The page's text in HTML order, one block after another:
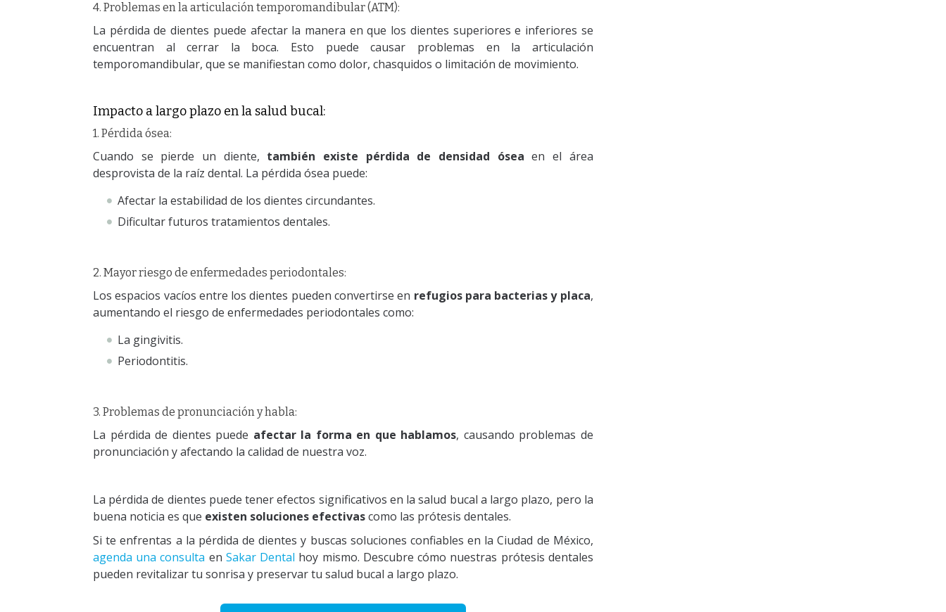
4. Problemas en la articulación temporomandibular (ATM):
La pérdida de dientes puede afectar la manera en que los dientes superiores e inferiores se
encuentran al cerrar la boca. Esto puede causar problemas en la articulación
temporomandibular, que se manifiestan como dolor, chasquidos o limitación de movimiento.
Impacto a largo plazo en la salud bucal:
1. Pérdida ósea:
Cuando se pierde un diente, también existe pérdida de densidad ósea en el área
desprovista de la raíz dental. La pérdida ósea puede:
Afectar la estabilidad de los dientes circundantes.
Dificultar futuros tratamientos dentales.
2. Mayor riesgo de enfermedades periodontales:
Los espacios vacíos entre los dientes pueden convertirse en refugios para bacterias y placa,
aumentando el riesgo de enfermedades periodontales como:
La gingivitis.
Periodontitis.
3. Problemas de pronunciación y habla:
La pérdida de dientes puede afectar la forma en que hablamos, causando problemas de
pronunciación y afectando la calidad de nuestra voz.
La pérdida de dientes puede tener efectos significativos en la salud bucal a largo plazo, pero la
buena noticia es que existen soluciones efectivascomo las prótesis dentales.
Si te enfrentas a la pérdida de dientes y buscas soluciones confiables en la Ciudad de México,
agenda una consulta en Sakar Dental hoy mismo. Descubre cómo nuestras prótesis dentales
pueden revitalizar tu sonrisa y preservar tu salud bucal a largo plazo.